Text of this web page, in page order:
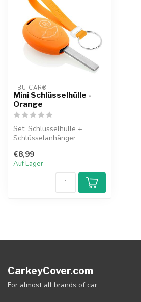
TBU CAR®
Mini Schlüsselhülle -
Orange
Set: Schlüsselhülle +
Schlüsselanhänger
€8,99
Auf Lager
CarkeyCover.com
For almost all brands of car